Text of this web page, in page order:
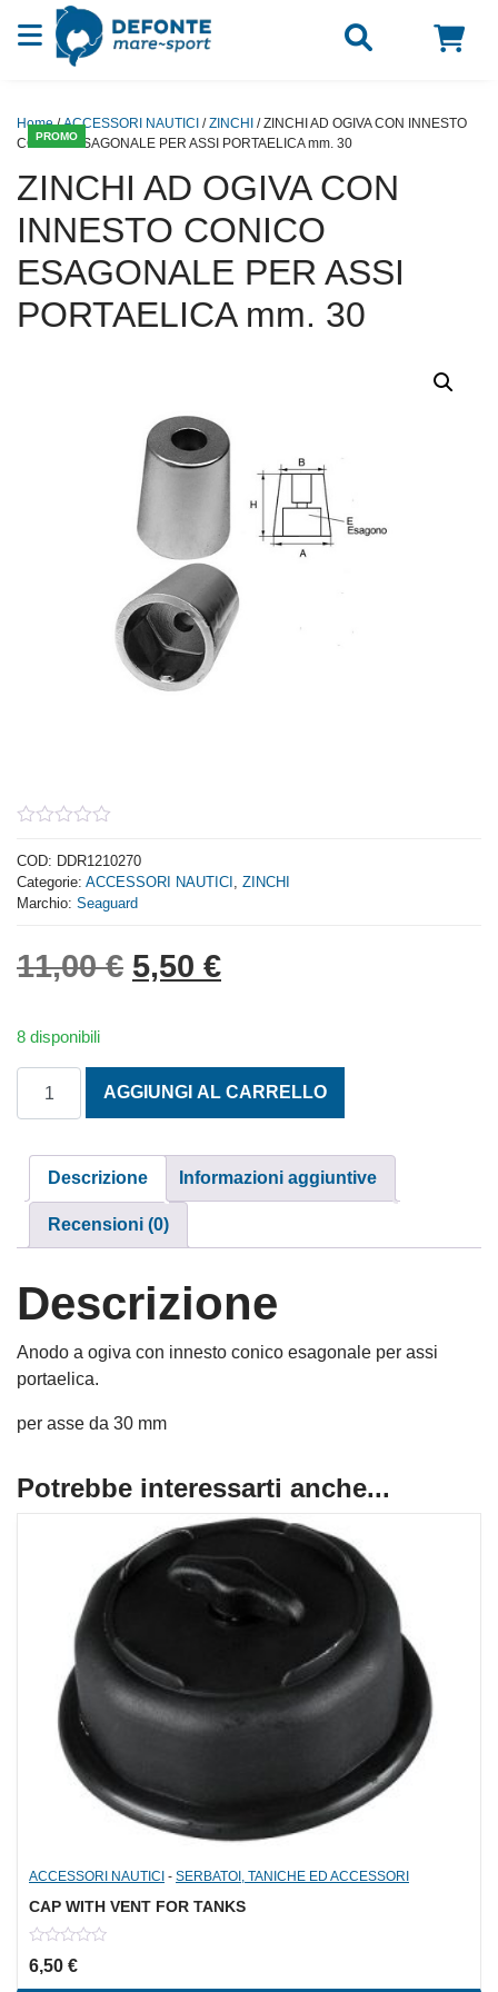
Vai al contenuto
PROMO
Home/ACCESSORI NAUTICI /ZINCHI / ZINCHI AD OGIVA CON INNESTO
CONICO ESAGONALE PER ASSI PORTAELICA mm. 30
ZINCHI AD OGIVA CON
INNESTO CONICO
ESAGONALE PER ASSI
PORTAELICA mm. 30
out
of
5
COD: DDR1210270
Categorie: ACCESSORI NAUTICI , ZINCHI
Marchio: Seaguard
11,00€ Il prezzo originale era:
5,50 €Il prezzo attuale
8 disponibili
AGGIUNGI AL CARRELLO
Descrizione Informazioni aggiuntive
Recensioni (0)
Descrizione
Anodo a ogiva con innesto conico esagonale per assi
portaelica.
per asse da 30 mm
Potrebbe interessarti anche...
ACCESSORI NAUTICI - SERBATOI, TANICHE ED ACCESSORI
CAP WITH VENT FOR TANKS
0
out
6,50 €